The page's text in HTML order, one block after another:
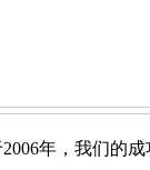
年，我们的